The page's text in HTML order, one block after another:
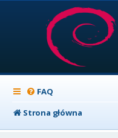
FAQ
Strona główna